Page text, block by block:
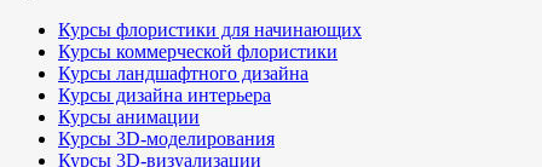
Курсы флористики для начинающих
Курсы коммерческой флористики
Курсы ландшафтного дизайна
Курсы дизайна интерьера
Курсы анимации
Курсы 3D-моделирования
Курсы 3D-визуализации